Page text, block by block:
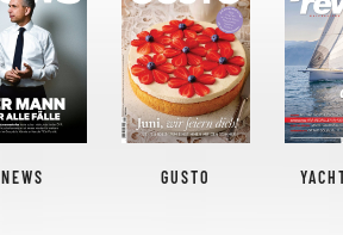
NEWS GUSTO